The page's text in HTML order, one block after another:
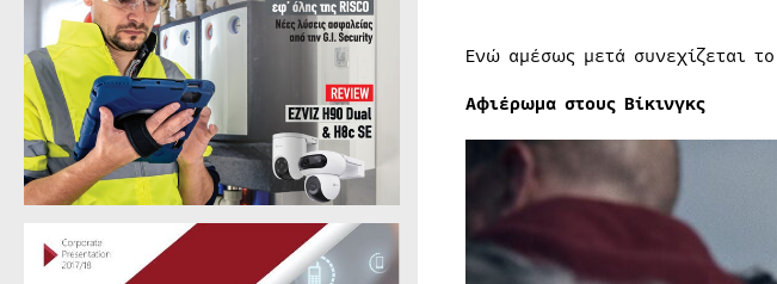
Ενώ αμέσως μετά συνεχίζεται το
Αφιέρωμα στους Βίκινγκς